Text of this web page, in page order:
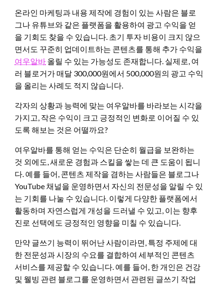
온라인 마케팅과 내용 제작에 경험이 있는 사람은 블로
그나 유튜브와 같은 플랫폼을 활용하여 광고 수익을 얻
을 기회도 찾을 수 있습니다. 초기 투자 비용이 크지 않으
면서도 꾸준히 업데이트하는 콘텐츠를 통해 추가 수익을
여우알바 올릴 수 있는 가능성도 존재합니다. 실제로, 여
러 블로거가 매달 300,000원에서 500,000원의 광고 수익
을 올리는 사례도 적지 않습니다.
각자의 상황과 능력에 맞는 여우알바를 바라보는 시각을
가지고, 작은 수익이 크고 긍정적인 변화로 이어질 수 있
도록 해보는 것은 어떨까요?
여우알바를 통해 얻는 수익은 단순히 월급을 보완하는
것 외에도, 새로운 경험과 스킬을 쌓는 데 큰 도움이 됩니
다. 예를 들어, 콘텐츠 제작을 겸하는 사람들은 블로그나
YouTube 채널을 운영하면서 자신의 전문성을 알릴 수 있
는 기회를 나눌 수 있습니다. 이렇게 다양한 플랫폼에서
활동하며 자연스럽게 개성을 드러낼 수 있고, 이는 향후
진로 선택에도 긍정적인 영향을 미칠 수 있습니다.
만약 글쓰기 능력이 뛰어난 사람이라면, 특정 주제에 대
한 전문성과 시장의 수요를 결합하여 세부적인 콘텐츠
서비스를 제공할 수 있습니다. 예를 들어, 한 개인은 건강
및 웰빙 관련 블로그를 운영하면서 관련된 글쓰기 작업